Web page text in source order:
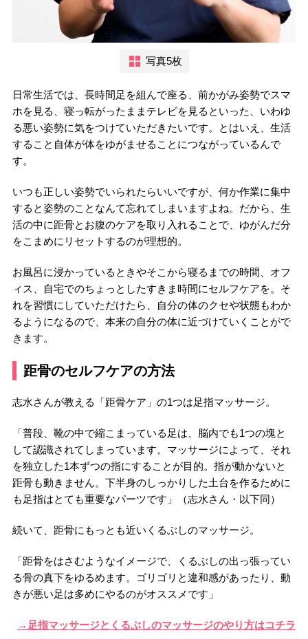
写真5枚
日常生活では、長時間足を組んで座る、前かがみ姿勢でスマ
ホを見る、寝っ転がったままテレビを見るといった、いわゆ
る悪い姿勢に気をつけていただきたいです。とはいえ、生活
すること自体が体をゆがませることにつながっているんで
す。
いつも正しい姿勢でいられたらいいですが、何か作業に集中
すると姿勢のことなんて忘れてしまいますよね。だから、生
活の中に距骨とお腹のケアを取り入れることで、ゆがんだ分
をこまめにリセットするのが理想的。
お風呂に浸かっているときやそこから寝るまでの時間、オフ
ィス、自宅でのちょっとしたすきま時間にセルフケアを。そ
れを習慣にしていただけたら、自分の体のクセや状態もわか
るようになるので、本来の自分の体に近づけていくことがで
きます。
距骨のセルフケアの方法
志水さんが教える「距骨ケア」の1つは足指マッサージ。
「普段、靴の中で縮こまっている足は、脳内でも1つの塊と
して認識されてしまっています。マッサージによって、それ
を独立した1本ずつの指にすることが目的。指が動かないと
距骨も動きません。下半身のしっかりした土台を作るために
も足指はとても重要なパーツです」（志水さん・以下同）
続いて、距骨にもっとも近いくるぶしのマッサージ。
「距骨をはさむようなイメージで、くるぶしの出っ張ってい
る骨の真下をゆるめます。ゴリゴリと違和感があったり、動
きが悪い足は多めにやるのがオススメです」
→足指マッサージとくるぶしのマッサージのやり方はコチラ